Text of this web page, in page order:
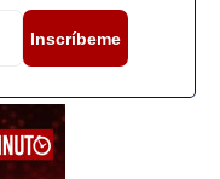
Inscríbeme